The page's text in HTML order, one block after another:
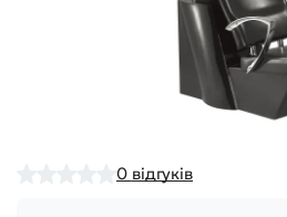
0 відгуків